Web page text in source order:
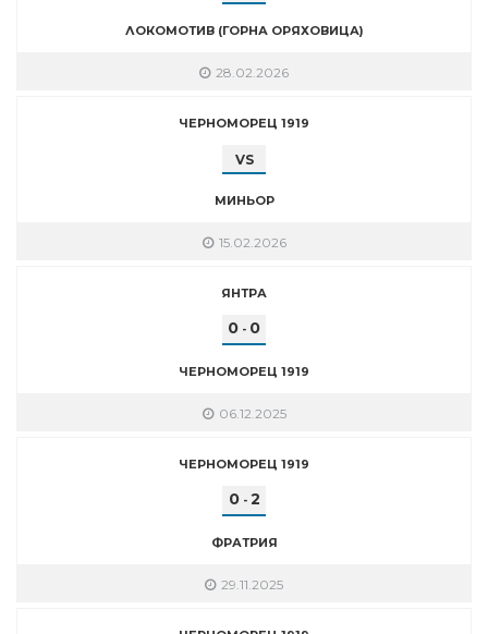
ЛОКОМОТИВ (ГОРНА ОРЯХОВИЦА)
28.02.2026
ЧЕРНОМОРЕЦ 1919
VS
МИНЬОР
15.02.2026
ЯНТРА
0 - 0
ЧЕРНОМОРЕЦ 1919
06.12.2025
ЧЕРНОМОРЕЦ 1919
0- 2
ФРАТРИЯ
29.11.2025